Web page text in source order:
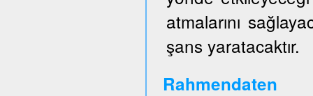
atmalarını
şans yaratacaktır.
Rahmendaten